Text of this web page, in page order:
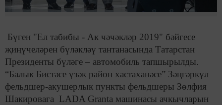
Бүген "Ел табибы - Ак чәчәкләр 2019" бәйгесе
җиңүчеләрен бүләкләү тантанасында Татарстан
Президенты бүләге – автомобиль тапшырылды.
“Балык Бистәсе үзәк район хастаханәсе” Зәңгәркүл
фельдшер-акушерлык пункты фельдшеры Зөлфия
Шакировага LADA Granta машинасы ачкычларын